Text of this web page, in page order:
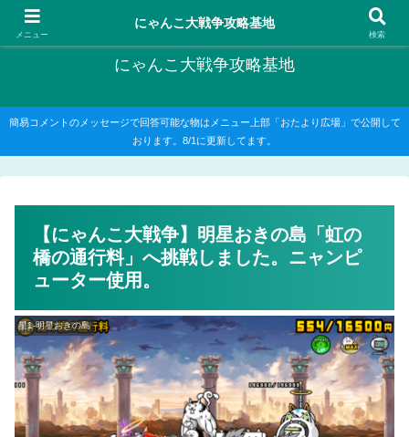
にゃんこ大戦争の攻略がメインですが、他のゲームの記事もたまに書いてます
にゃんこ大戦争攻略基地
簡易コメントのメッセージで回答可能な物はメニュー上部「おたより広場」で公開して
おります。8/1に更新してます。
【にゃんこ大戦争】明星おきの島「虹の
橋の通行料」へ挑戦しました。ニャンピ
ューター使用。
星1-明星おきの島
メニュー
にゃんこ大戦争攻略基地
検索